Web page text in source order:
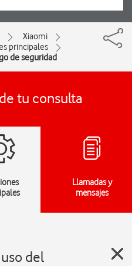
Xiaomi
principales
de seguridad
tu consulta
Llamadas y
mensajes
del